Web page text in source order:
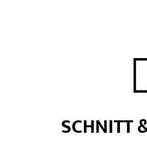
SCHNITT